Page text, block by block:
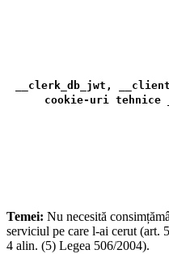
__clerk_db_jwt,
cookie-uri tehnice
Temei: Nu necesită
serviciul pe care l-ai cerut (art.
4 alin. (5) Legea 506/2004).